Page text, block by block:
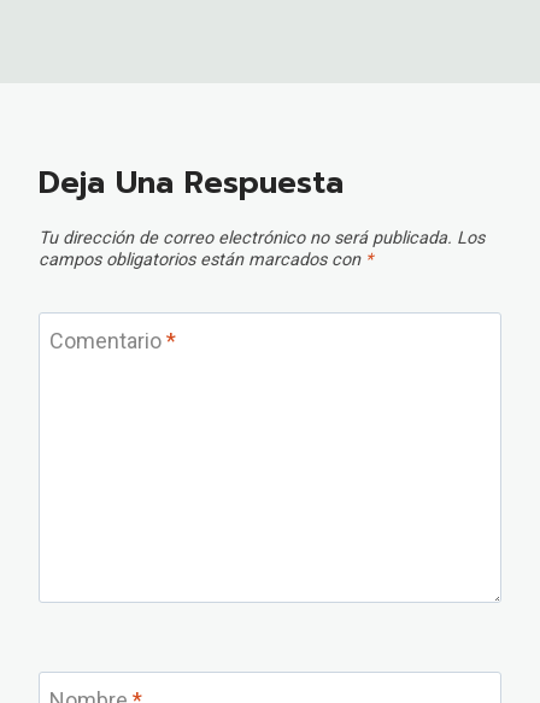
Deja Una Respuesta
Tu dirección de correo electrónico no será publicada. Los
campos obligatorios están marcados con *
Comentario*